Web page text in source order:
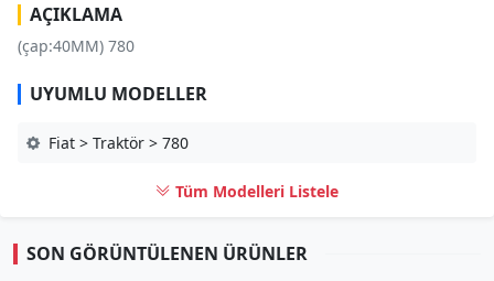
AÇIKLAMA
(çap:40MM) 780
UYUMLU MODELLER
Fiat > Traktör > 780
Tüm Modelleri Listele
SON GÖRÜNTÜLENEN ÜRÜNLER